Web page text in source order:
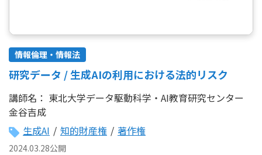
情報倫理・情報法
研究データ / 生成AIの利用における法的リスク
講師名： 東北大学データ駆動科学・AI教育研究センター
金谷吉成
生成AI / 知的財産権 / 著作権
2024.03.28公開